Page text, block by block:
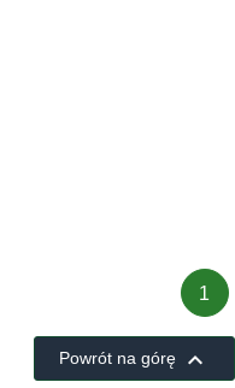
1
Powrót na górę 